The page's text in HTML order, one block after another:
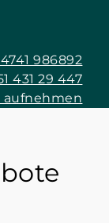
986892
431 29 447
aufnehmen